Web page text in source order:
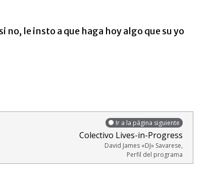
no, le insto a que haga hoy algo que su yo
Ir a la página siguiente
Colectivo Lives-in-Progress
David James «DJ» Savarese,
Perfil del programa